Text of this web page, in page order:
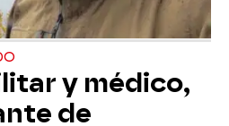
y médico,
de